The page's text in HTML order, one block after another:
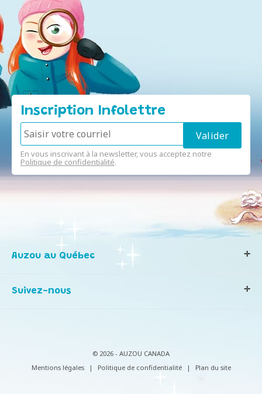
Inscription Infolettre
En vous inscrivant à la newsletter, vous acceptez notre
Politique de confidentialité.
Auzou au Québec
Notre histoire
Infos consommateurs
Suivez-nous
© 2026 - AUZOU CANADA
Mentions légales
| Politique de confidentialité | Plan du site